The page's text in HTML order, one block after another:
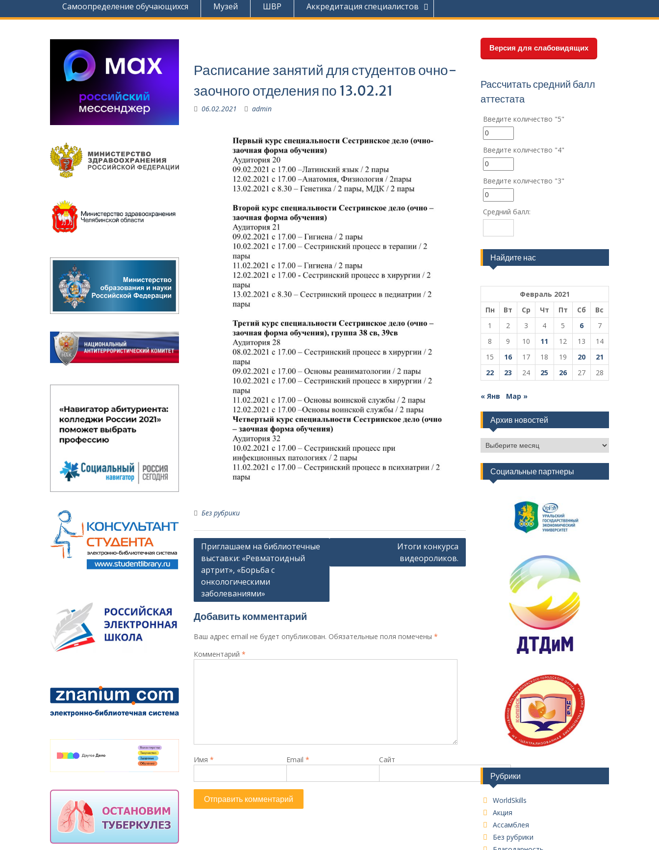
Самоопределение обучающихся
Музей ШВР Аккредитация специалистов
Расписание занятий для студентов очно-
заочного отделения по 13.02.21
06.02.2021 admin
Без рубрики
Навигация
по
записям
Приглашаем на библиотечные
выставки: «Ревматоидный
артрит», «Борьба с
онкологическими
заболеваниями»
Итоги конкурса
видеороликов.
Добавить комментарий
Ваш адрес email не будет опубликован. Обязательные поля помечены *
Комментарий *
Имя * Email * Сайт
Версия для слабовидящих
Рассчитать средний балл
аттестата
Введите количество "5"
Введите количество "4"
Введите количество "3"
Средний балл:
Найдите нас
Февраль 2021
Пн
Вт Ср Чт Пт Сб
Вс
1
2 3 4 5 6
7
8
9 10 11 12 13
14
15
16 17 18 19 20
21
22
23 24 25 26 27 28
« Янв Мар »
Архив новостей
Архив
новостей
Социальные партнеры
Рубрики
WorldSkills
Акция
Ассамблея
Без рубрики